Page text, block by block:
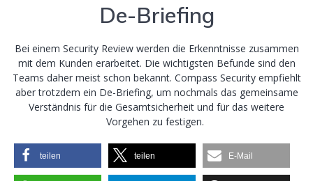
De-Briefing
Bei einem Security Review werden die Erkenntnisse zusammen
mit dem Kunden erarbeitet. Die wichtigsten Befunde sind den
Teams daher meist schon bekannt. Compass Security empfiehlt
aber trotzdem ein De-Briefing, um nochmals das gemeinsame
Verständnis für die Gesamtsicherheit und für das weitere
Vorgehen zu festigen.
teilen teilen E-Mail